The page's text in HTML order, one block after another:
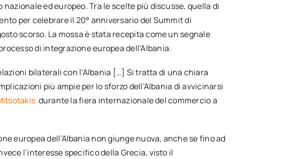
ed europeo. Tra le scelte più discusse, quella di
per celebrare il 20° anniversario del Summit di
scorso. La mossa è stata recepita come un segnale
di integrazione europea dell’Albania.
bilaterali con l’Albania […] Si tratta di una chiara
più ampie per lo sforzo dell’Albania di avvicinarsi
durante la fiera internazionale del commercio a
europea dell’Albania non giunge nuova, anche se fino ad
l’interesse specifico della Grecia, visto il